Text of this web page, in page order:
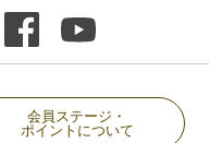
会員ステージ・
ポイントについて